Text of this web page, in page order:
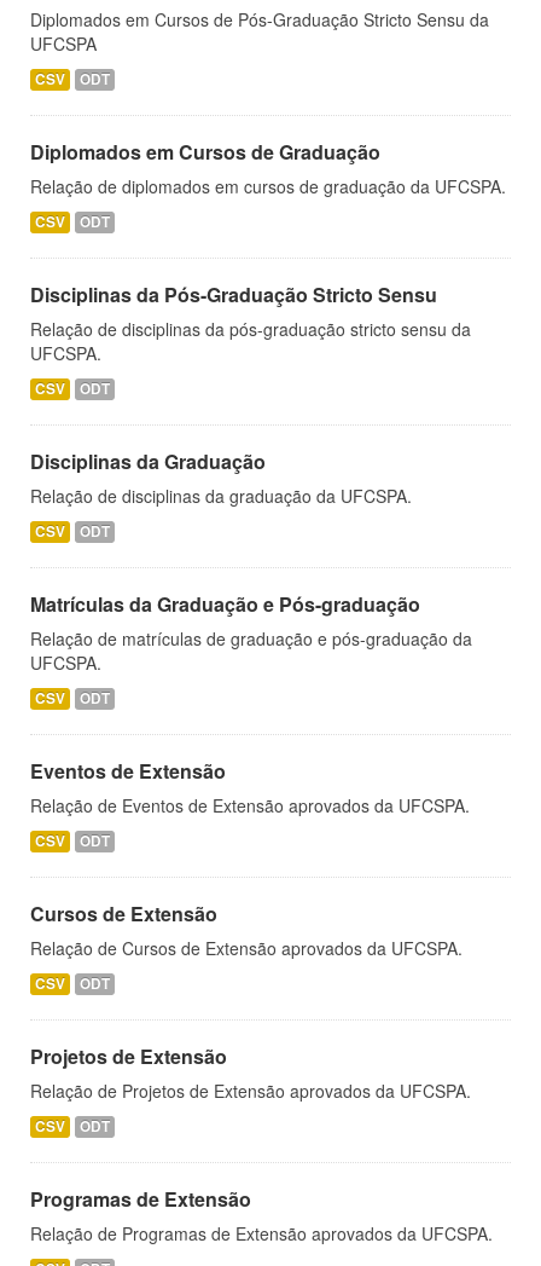
Diplomados em Cursos de Pós-Graduação Stricto Sensu da
UFCSPA
CSV ODT
Diplomados em Cursos de Graduação
Relação de diplomados em cursos de graduação da UFCSPA.
CSV ODT
Disciplinas da Pós-Graduação Stricto Sensu
Relação de disciplinas da pós-graduação stricto sensu da
UFCSPA.
CSV ODT
Disciplinas da Graduação
Relação de disciplinas da graduação da UFCSPA.
CSV ODT
Matrículas da Graduação e Pós-graduação
Relação de matrículas de graduação e pós-graduação da
UFCSPA.
CSV ODT
Eventos de Extensão
Relação de Eventos de Extensão aprovados da UFCSPA.
CSV ODT
Cursos de Extensão
Relação de Cursos de Extensão aprovados da UFCSPA.
CSV ODT
Projetos de Extensão
Relação de Projetos de Extensão aprovados da UFCSPA.
CSV ODT
Programas de Extensão
Relação de Programas de Extensão aprovados da UFCSPA.